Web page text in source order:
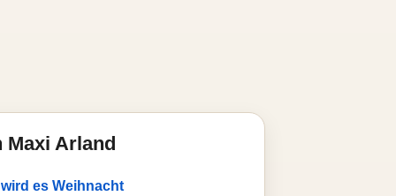
Maxi Arland
es Weihnacht